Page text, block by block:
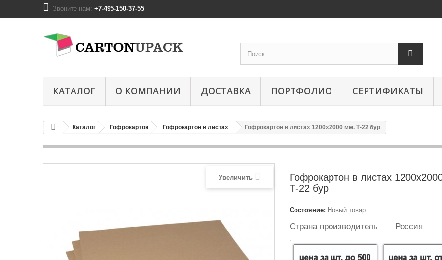
Звоните нам: +7-495-150-37-55
КАТАЛОГ О КОМПАНИИ ДОСТАВКА ПОРТФОЛИО СЕРТИФИКАТЫ
Каталог Гофрокартон Гофрокартон в листах Гофрокартон в листах 1200х2000 мм. Т-22 бур
Увеличить
Гофрокартон в листах
Т-22 бур
Состояние: Новый товар
Страна производитель Россия